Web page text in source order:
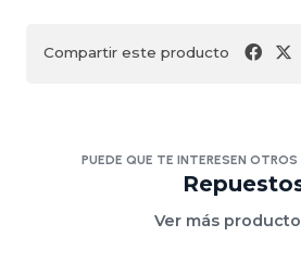
Compartir este producto
PUEDE QUE TE INTERESEN
Ver más